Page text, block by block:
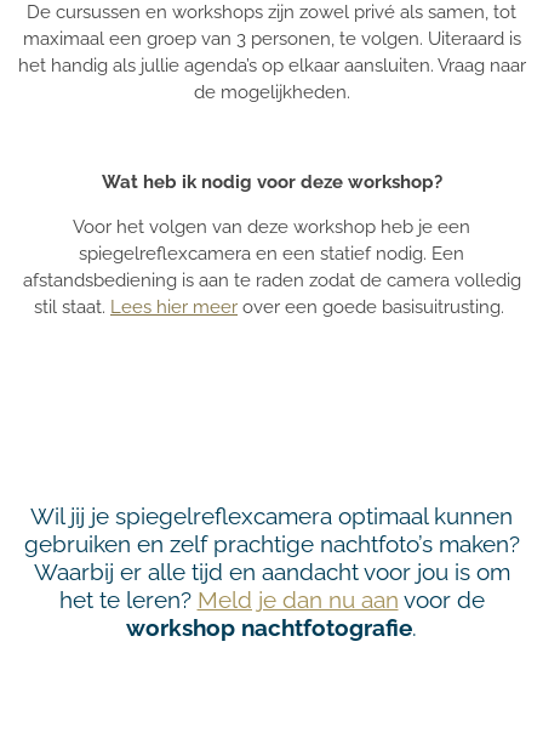
De cursussen en workshops zijn zowel privé als samen, tot
maximaal een groep van 3 personen, te volgen. Uiteraard is
het handig als jullie agenda’s op elkaar aansluiten. Vraag naar
de mogelijkheden.
Wat heb ik nodig voor deze workshop?
Voor het volgen van deze workshop heb je een
spiegelreflexcamera en een statief nodig. Een
afstandsbediening is aan te raden zodat de camera volledig
stil staat. Lees hier meer over een goede basisuitrusting.
Wil jij je spiegelreflexcamera optimaal kunnen
gebruiken en zelf prachtige nachtfoto’s maken?
Waarbij er alle tijd en aandacht voor jou is om
het te leren? Meld je dan nu aan voor de
workshop nachtfotografie.